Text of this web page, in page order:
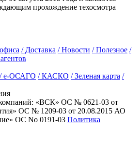
прохождение техосмотра
/Доставка /Новости /Полезное /
/е-ОСАГО /КАСКО /Зеленая карта /
«ВСК» ОС № 0621-03 от
ОС № 1209-03 от 20.08.2015 АО
ОС No 0191-03 Политика